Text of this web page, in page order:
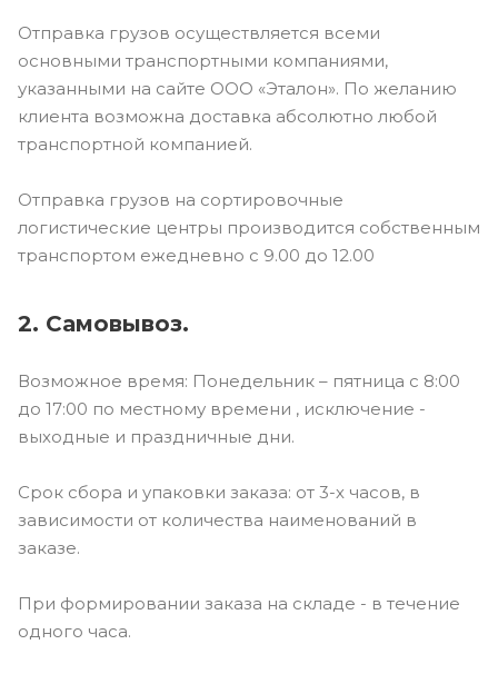
Отправка грузов осуществляется всеми
основными транспортными компаниями,
указанными на сайте ООО «Эталон». По желанию
клиента возможна доставка абсолютно любой
транспортной компанией.
Отправка грузов на сортировочные
логистические центры производится собственным
транспортом ежедневно с 9.00 до 12.00
2. Самовывоз.
Возможное время: Понедельник – пятница с 8:00
до 17:00 по местному времени , исключение -
выходные и праздничные дни.
Срок сбора и упаковки заказа: от 3-х часов, в
зависимости от количества наименований в
заказе.
При формировании заказа на складе - в течение
одного часа.